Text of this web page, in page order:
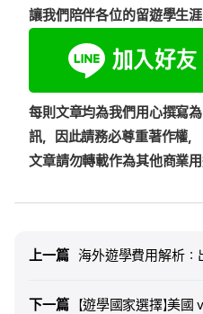
讓我們陪伴各位的留遊學生涯
每則文章均為我們用心撰寫
訊，因此請務必尊重著作權，
文章請勿轉載作為其他商業用
上一篇 上一篇
海外遊學費用解析：
下一篇 下一篇
【遊學國家選擇】美國